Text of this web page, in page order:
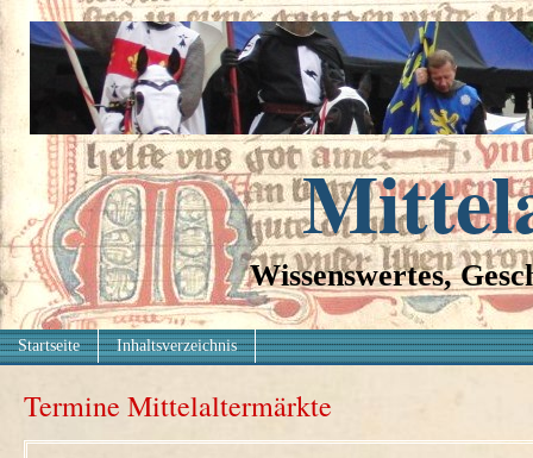
Wissenswertes,
Startseite Inhaltsverzeichnis
Termine Mittelaltermärkte